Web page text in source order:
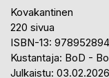
Kovakantinen
220 sivua
ISBN-13:
Kustantaja: BoD -
Julkaistu: 03.02.2026